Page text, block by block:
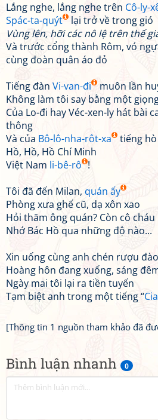
Bình luận nhanh 0
Lắng nghe, lắng nghe trên Cô-ly-
Spác-ta-quýt
lại trở về trong gió
Vùng lên, hỡi các nô lệ trên thế
Và trước cổng thành Rôm, vó
cùng đoàn quân áo đỏ
Tiếng đàn Vi-van-đi
muôn lần
Không làm tôi say bằng một
Của Lo-đi hay Véc-xen-ly hát bài
thông
Và của Bô-lô-nha-rôt-xa
tiếng
Hồ, Hồ, Hồ Chí Minh
Việt Nam li-bê-rô !
Tôi đã đến Milan, quán ấy
Phòng xưa ghế cũ, dạ xôn xao
Hỏi thăm ông quán? Còn cô cháu
Nhớ Bác Hồ qua những độ nào...
Xin uống cùng anh chén rượu đào
Hoàng hôn đang xuống, sáng
Ngày mai tôi lại ra tiền tuyến
Tạm biệt anh trong một tiếng “
[Thông tin 1 nguồn tham khảo đã